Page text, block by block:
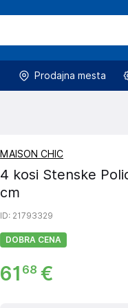
Prodajna mesta
MAISON CHIC
4 kosi Stenske
cm
ID: 21793329
DOBRA CENA
61 68 €